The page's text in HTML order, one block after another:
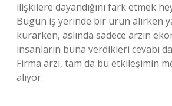
ilişkilere dayandığını fark etmek
Bugün iş yerinde bir ürün alırken
kurarken, aslında sadece arzın
insanların buna verdikleri cevabı
Firma arzı, tam da bu etkileşimin
alıyor.